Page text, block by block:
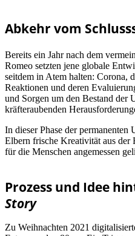
Abkehr vom
Bereits ein Jahr nach dem
Romeo setzten jene globale
seitdem in Atem halten: Corona,
Reaktionen und deren
und Sorgen um den Bestand der
kräfteraubenden
In dieser Phase der permanenten
Elbern frische Kreativität aus der
für die Menschen angemessen
Prozess und Idee
Story
Zu Weihnachten 2021